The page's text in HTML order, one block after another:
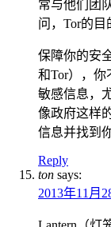
常与他们团
问，Tor的目
保障你的安
和Tor），你
敏感信息，
像政府这样
信息并找到你
Reply
ton says:
2013年11月